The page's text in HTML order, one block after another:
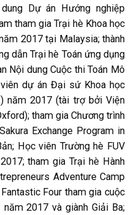
Dự án Hướng nghiệp
tham gia Trại hè Khoa học
2017 tại Malaysia; thành
dẫn Trại hè Toán ứng dụng
Nội dung Cuộc thi Toán Mô
dự án Đại sứ Khoa học
năm 2017 (tài trợ bởi Viện
tham gia Chương trình
Exchange Program in
Học viên Trường hè FUV
tham gia Trại hè Hành
Adventure Camp
Four tham gia cuộc
2017 và giành Giải Ba;